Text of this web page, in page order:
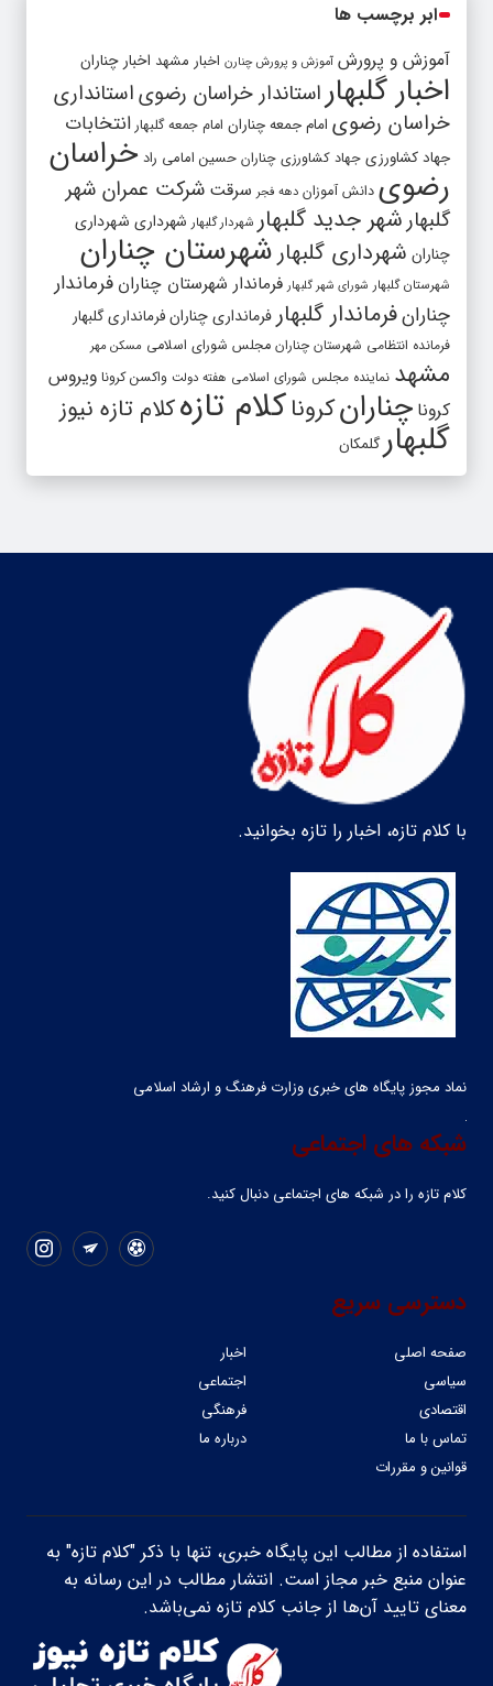
ابر برچسب ها
آموزش و پرورش آموزش و پرورش چنارن اخبار مشهد اخبار چناران
اخبار گلبهار استاندار خراسان رضویاستانداری
خراسان رضوی امام جمعه چناران امام جمعه گلبهار انتخابات
جهاد کشاورزی جهاد کشاورزی چناران حسین امامی راد خراسان
رضوی دانش آموزان دهه فجر سرقت شرکت عمران شهر
گلبهارشهر جدید گلبهار شهردار گلبهار شهرداری شهرداری
چناران شهرداری گلبهارشهرستان چناران
شهرستان گلبهار شورای شهر گلبهار فرماندار شهرستان چناران فرماندار
چنارانفرماندار گلبهار فرمانداری چنارانفرمانداری گلبهار
فرمانده انتظامی شهرستان چناران مجلس شورای اسلامی مسکن مهر
مشهد نماینده مجلس شورای اسلامی هفته دولت واکسن کرونا ویروس
کرونا چنارانکروناکلام تازهکلام تازه نیوز
گلبهارگلمکان
با کلام تازه، اخبار را تازه بخوانید.
نماد مجوز پایگاه های خبری وزارت فرهنگ و ارشاد اسلامی
شبکه های اجتماعی
کلام تازه را در شبکه ‌های اجتماعی دنبال کنید.
دسترسی سریع
صفحه اصلی
اخبار
سیاسی
اجتماعی
اقتصادی
فرهنگی
تماس با ما
درباره ما
قوانین و مقررات
استفاده از مطالب این پایگاه خبری، تنها با ذکر "کلام تازه" به
عنوان منبع خبر مجاز است. انتشار مطالب در این رسانه به
معنای تایید آن‌ها از جانب کلام تازه نمی‌باشد.